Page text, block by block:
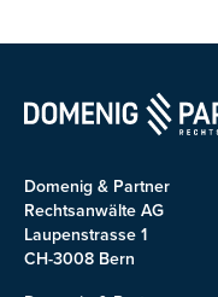
Domenig & Partner
Rechtsanwälte AG
Laupenstrasse 1
CH-3008 Bern